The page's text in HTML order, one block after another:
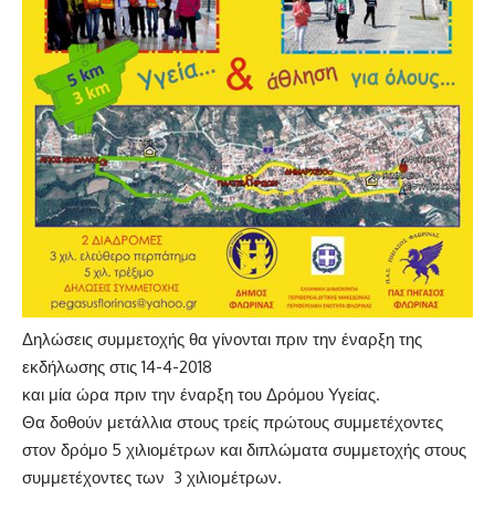
Δηλώσεις συμμετοχής θα γίνονται πριν την έναρξη της
εκδήλωσης στις 14-4-2018
και μία ώρα πριν την έναρξη του Δρόμου Υγείας.
Θα δοθούν μετάλλια στους τρείς πρώτους συμμετέχοντες
στον δρόμο 5 χιλιομέτρων και διπλώματα συμμετοχής στους
συμμετέχοντες των 3 χιλιoμέτρων.